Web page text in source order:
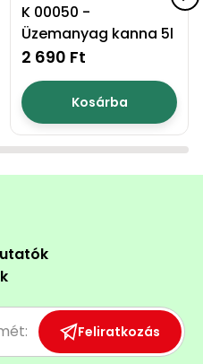
K 00050 -
Üzemanyag kanna 5l
2 690 Ft
Kosárba
Feliratkozás